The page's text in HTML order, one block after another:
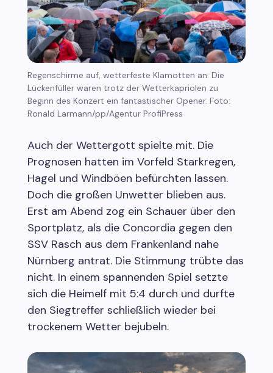
Regenschirme auf, wetterfeste Klamotten an: Die
Lückenfüller waren trotz der Wetterkapriolen zu
Beginn des Konzert ein fantastischer Opener. Foto:
Ronald Larmann/pp/Agentur ProfiPress
Auch der Wettergott spielte mit. Die
Prognosen hatten im Vorfeld Starkregen,
Hagel und Windböen befürchten lassen.
Doch die großen Unwetter blieben aus.
Erst am Abend zog ein Schauer über den
Sportplatz, als die Concordia gegen den
SSV Rasch aus dem Frankenland nahe
Nürnberg antrat. Die Stimmung trübte das
nicht. In einem spannenden Spiel setzte
sich die Heimelf mit 5:4 durch und durfte
den Siegtreffer schließlich wieder bei
trockenem Wetter bejubeln.